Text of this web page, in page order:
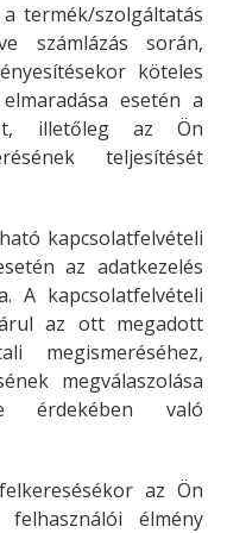
termék/szolgáltatás
számlázás során,
köteles
esetén a
illetőleg az Ön
teljesítését
kapcsolatfelvételi
az adatkezelés
A kapcsolatfelvételi
az ott megadott
megismeréséhez,
megválaszolása
érdekében való
az Ön
élmény